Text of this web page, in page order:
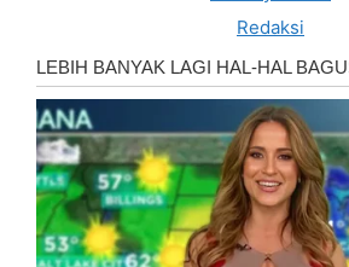
Redaksi